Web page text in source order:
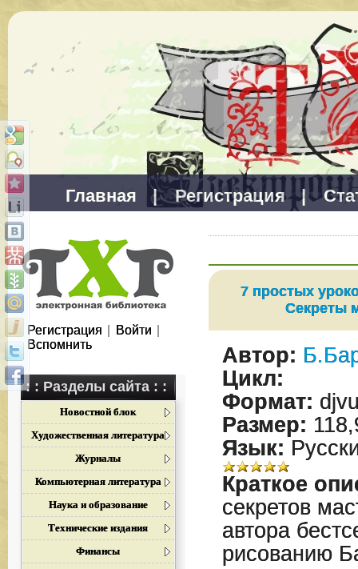
Главная | Регистрация |
Регистрация Войти
Вспомнить
: : Разделы сайта : :
Новостной блок
Художественная литература
Журналы
Компьютерная литература
Наука и образование
Технические издания
Финансы
7 простых
Секреты
Автор:
Цикл:
Формат:
Размер:
Язык:
Краткое
секретов
автора
рисованию